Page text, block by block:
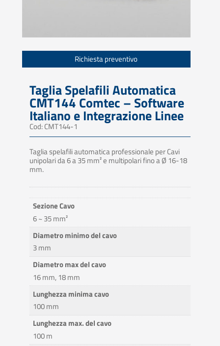
Richiesta preventivo
Taglia Spelafili Automatica
CMT144 Comtec – Software
Italiano e Integrazione Linee
Cod: CMT144-1
Taglia spelafili automatica professionale per Cavi
unipolari da 6 a 35 mm² e multipolari fino a Ø 16-18
mm.
Sezione Cavo
6 ~ 35 mm²
Diametro minimo del cavo
3 mm
Diametro max del cavo
16 mm, 18 mm
Lunghezza minima cavo
100 mm
Lunghezza max. del cavo
100 m